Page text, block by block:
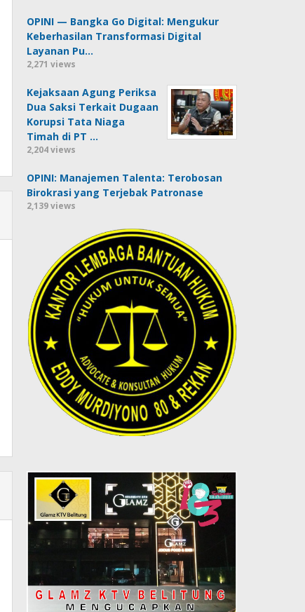
OPINI — Bangka Go Digital: Mengukur
Keberhasilan Transformasi Digital
Layanan Pu…
2,271 views
Kejaksaan Agung Periksa
Dua Saksi Terkait Dugaan
Korupsi Tata Niaga
Timah di PT …
2,204 views
OPINI: Manajemen Talenta: Terobosan
Birokrasi yang Terjebak Patronase
2,139 views